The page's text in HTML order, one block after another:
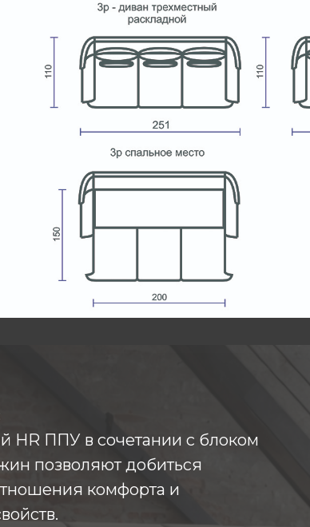
HR ППУ в сочетании с блоком
позволяют добиться
комфорта и